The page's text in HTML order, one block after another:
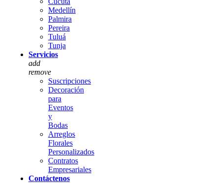
Medellín
Palmira
Pereira
Tuluá
Tunja
Servicios
add
remove
Suscripciones
Decoración
para
Eventos
y
Bodas
Arreglos
Florales
Personalizados
Contratos
Empresariales
Contáctenos